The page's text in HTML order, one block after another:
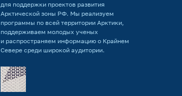
для поддержки проектов развития
Арктической зоны РФ. Мы реализуем
программы по всей территории Арктики,
поддерживаем молодых ученых
и распространяем информацию о Крайнем
Севере среди широкой аудитории.